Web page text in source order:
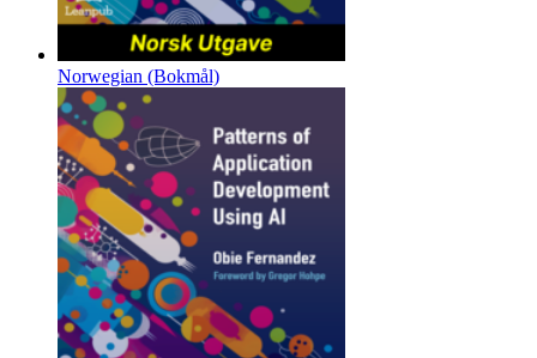
Norwegian (Bokmål)